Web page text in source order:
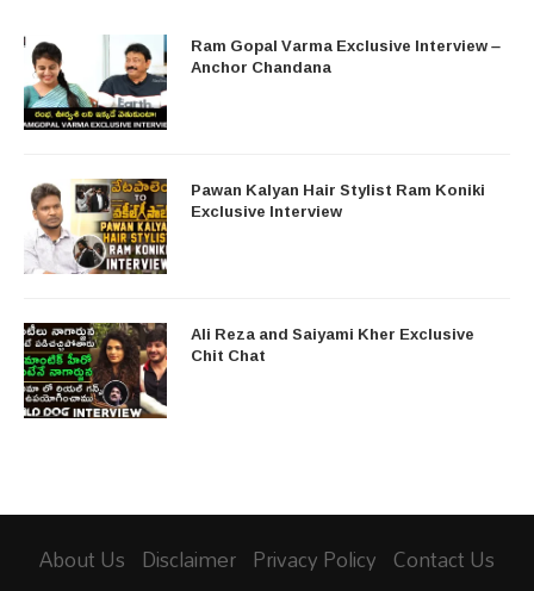
Ram Gopal Varma Exclusive Interview –
Anchor Chandana
Pawan Kalyan Hair Stylist Ram Koniki
Exclusive Interview
Ali Reza and Saiyami Kher Exclusive
Chit Chat
About Us Disclaimer Privacy Policy Contact Us